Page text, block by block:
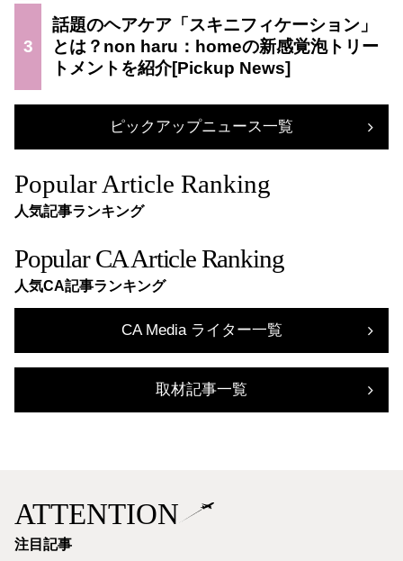
3
話題のヘアケア「スキニフィケーション」
とは？non haru：homeの新感覚泡トリー
トメントを紹介
ピックアップニュース一覧
Popular Article Ranking
人気記事ランキング
Popular CA Article Ranking
人気CA記事ランキング
CA Media ライター一覧
取材記事一覧
ATTENTION
注目記事